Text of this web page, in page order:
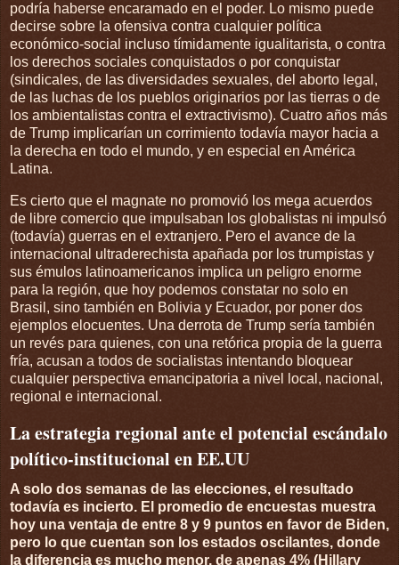
podría haberse encaramado en el poder. Lo mismo puede
decirse sobre la ofensiva contra cualquier política
económico-social incluso tímidamente igualitarista, o contra
los derechos sociales conquistados o por conquistar
(sindicales, de las diversidades sexuales, del aborto legal,
de las luchas de los pueblos originarios por las tierras o de
los ambientalistas contra el extractivismo). Cuatro años más
de Trump implicarían un corrimiento todavía mayor hacia a
la derecha en todo el mundo, y en especial en América
Latina.
Es cierto que el magnate no promovió los mega acuerdos
de libre comercio que impulsaban los globalistas ni impulsó
(todavía) guerras en el extranjero. Pero el avance de la
internacional ultraderechista apañada por los trumpistas y
sus émulos latinoamericanos implica un peligro enorme
para la región, que hoy podemos constatar no solo en
Brasil, sino también en Bolivia y Ecuador, por poner dos
ejemplos elocuentes. Una derrota de Trump sería también
un revés para quienes, con una retórica propia de la guerra
fría, acusan a todos de socialistas intentando bloquear
cualquier perspectiva emancipatoria a nivel local, nacional,
regional e internacional.
La estrategia regional ante el potencial escándalo
político-institucional en EE.UU
A solo dos semanas de las elecciones, el resultado
todavía es incierto. El promedio de encuestas muestra
hoy una ventaja de entre 8 y 9 puntos en favor de Biden,
pero lo que cuentan son los estados oscilantes, donde
la diferencia es mucho menor, de apenas 4% (Hillary